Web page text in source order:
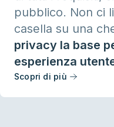
pubblico. Non ci
casella su una
privacy la base
esperienza
Scopri di più